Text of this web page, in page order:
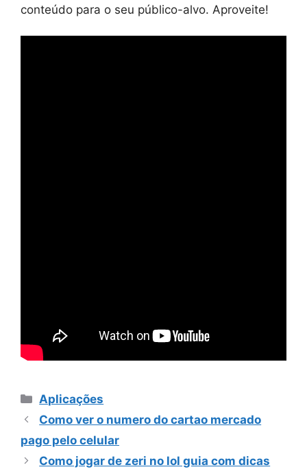
conteúdo para o seu público-alvo. Aproveite!
Categorias
Aplicações
Como ver o numero do cartao mercado
pago pelo celular
Como jogar de zeri no lol guia com dicas